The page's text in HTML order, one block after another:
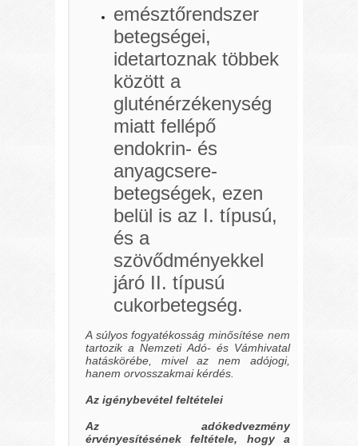
emésztőrendszer
betegségei,
idetartoznak többek
között a
gluténérzékenység
miatt fellépő
endokrin- és
anyagcsere-
betegségek, ezen
belül is az I. típusú,
és a
szövődményekkel
járó II. típusú
cukorbetegség.
A súlyos fogyatékosság minősítése nem
tartozik a Nemzeti Adó- és Vámhivatal
hatáskörébe, mivel az nem adójogi,
hanem orvosszakmai kérdés.
Az igénybevétel feltételei
Az adókedvezmény
érvényesítésének feltétele, hogy a